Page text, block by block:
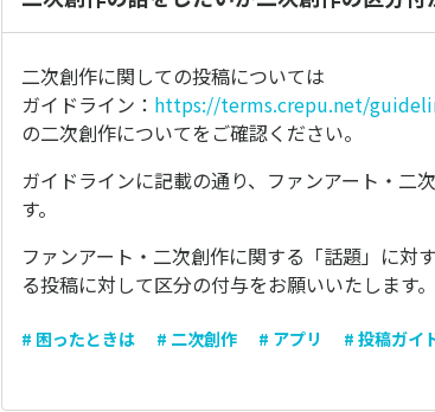
二次創作に関しての投稿については
ガイドライン： https://terms.crepu.net/
の二次創作についてをご確認ください。
ガイドラインに記載の通り、ファンアート・二
す。
ファンアート・二次創作に関する「話題」に対
る投稿に対して区分の付与をお願いいたします。
# 困ったときは # 二次創作 # アプリ # 投稿ガイ